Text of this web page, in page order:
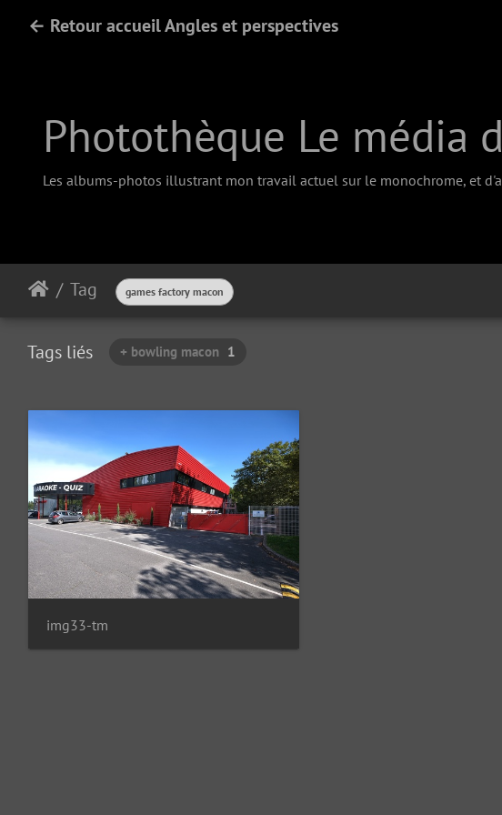
← Retour accueil Angles et perspectives
Photothèque Le média
Les albums-photos illustrant mon travail actuel sur le monochrome, et
Tag games factory macon
Tags liés + bowling macon 1
img33-tm